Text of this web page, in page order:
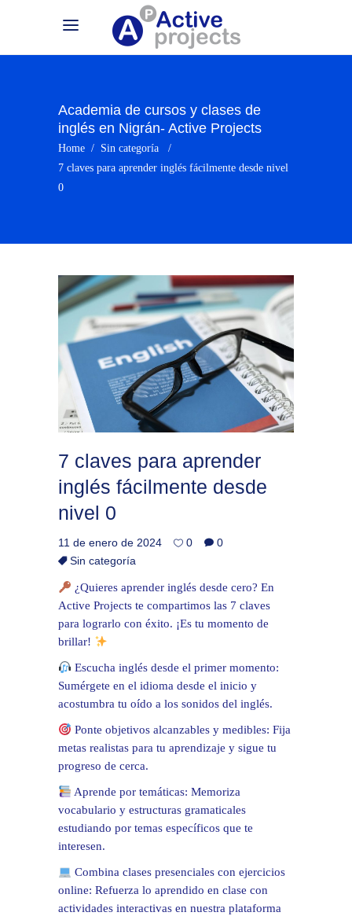
Academia de cursos y clases de
inglés en Nigrán- Active Projects
Home / Sin categoría
/
7 claves para aprender inglés fácilmente desde nivel
0
7 claves para aprender
inglés fácilmente desde
nivel 0
11 de enero de 2024 0
0
Sin categoría
¿Quieres aprender inglés desde cero? En
Active Projects te compartimos las 7 claves
para lograrlo con éxito. ¡Es tu momento de
brillar!
Escucha inglés desde el primer momento:
Sumérgete en el idioma desde el inicio y
acostumbra tu oído a los sonidos del inglés.
Ponte objetivos alcanzables y medibles: Fija
metas realistas para tu aprendizaje y sigue tu
progreso de cerca.
Aprende por temáticas: Memoriza
vocabulario y estructuras gramaticales
estudiando por temas específicos que te
interesen.
Combina clases presenciales con ejercicios
online: Refuerza lo aprendido en clase con
actividades interactivas en nuestra plataforma